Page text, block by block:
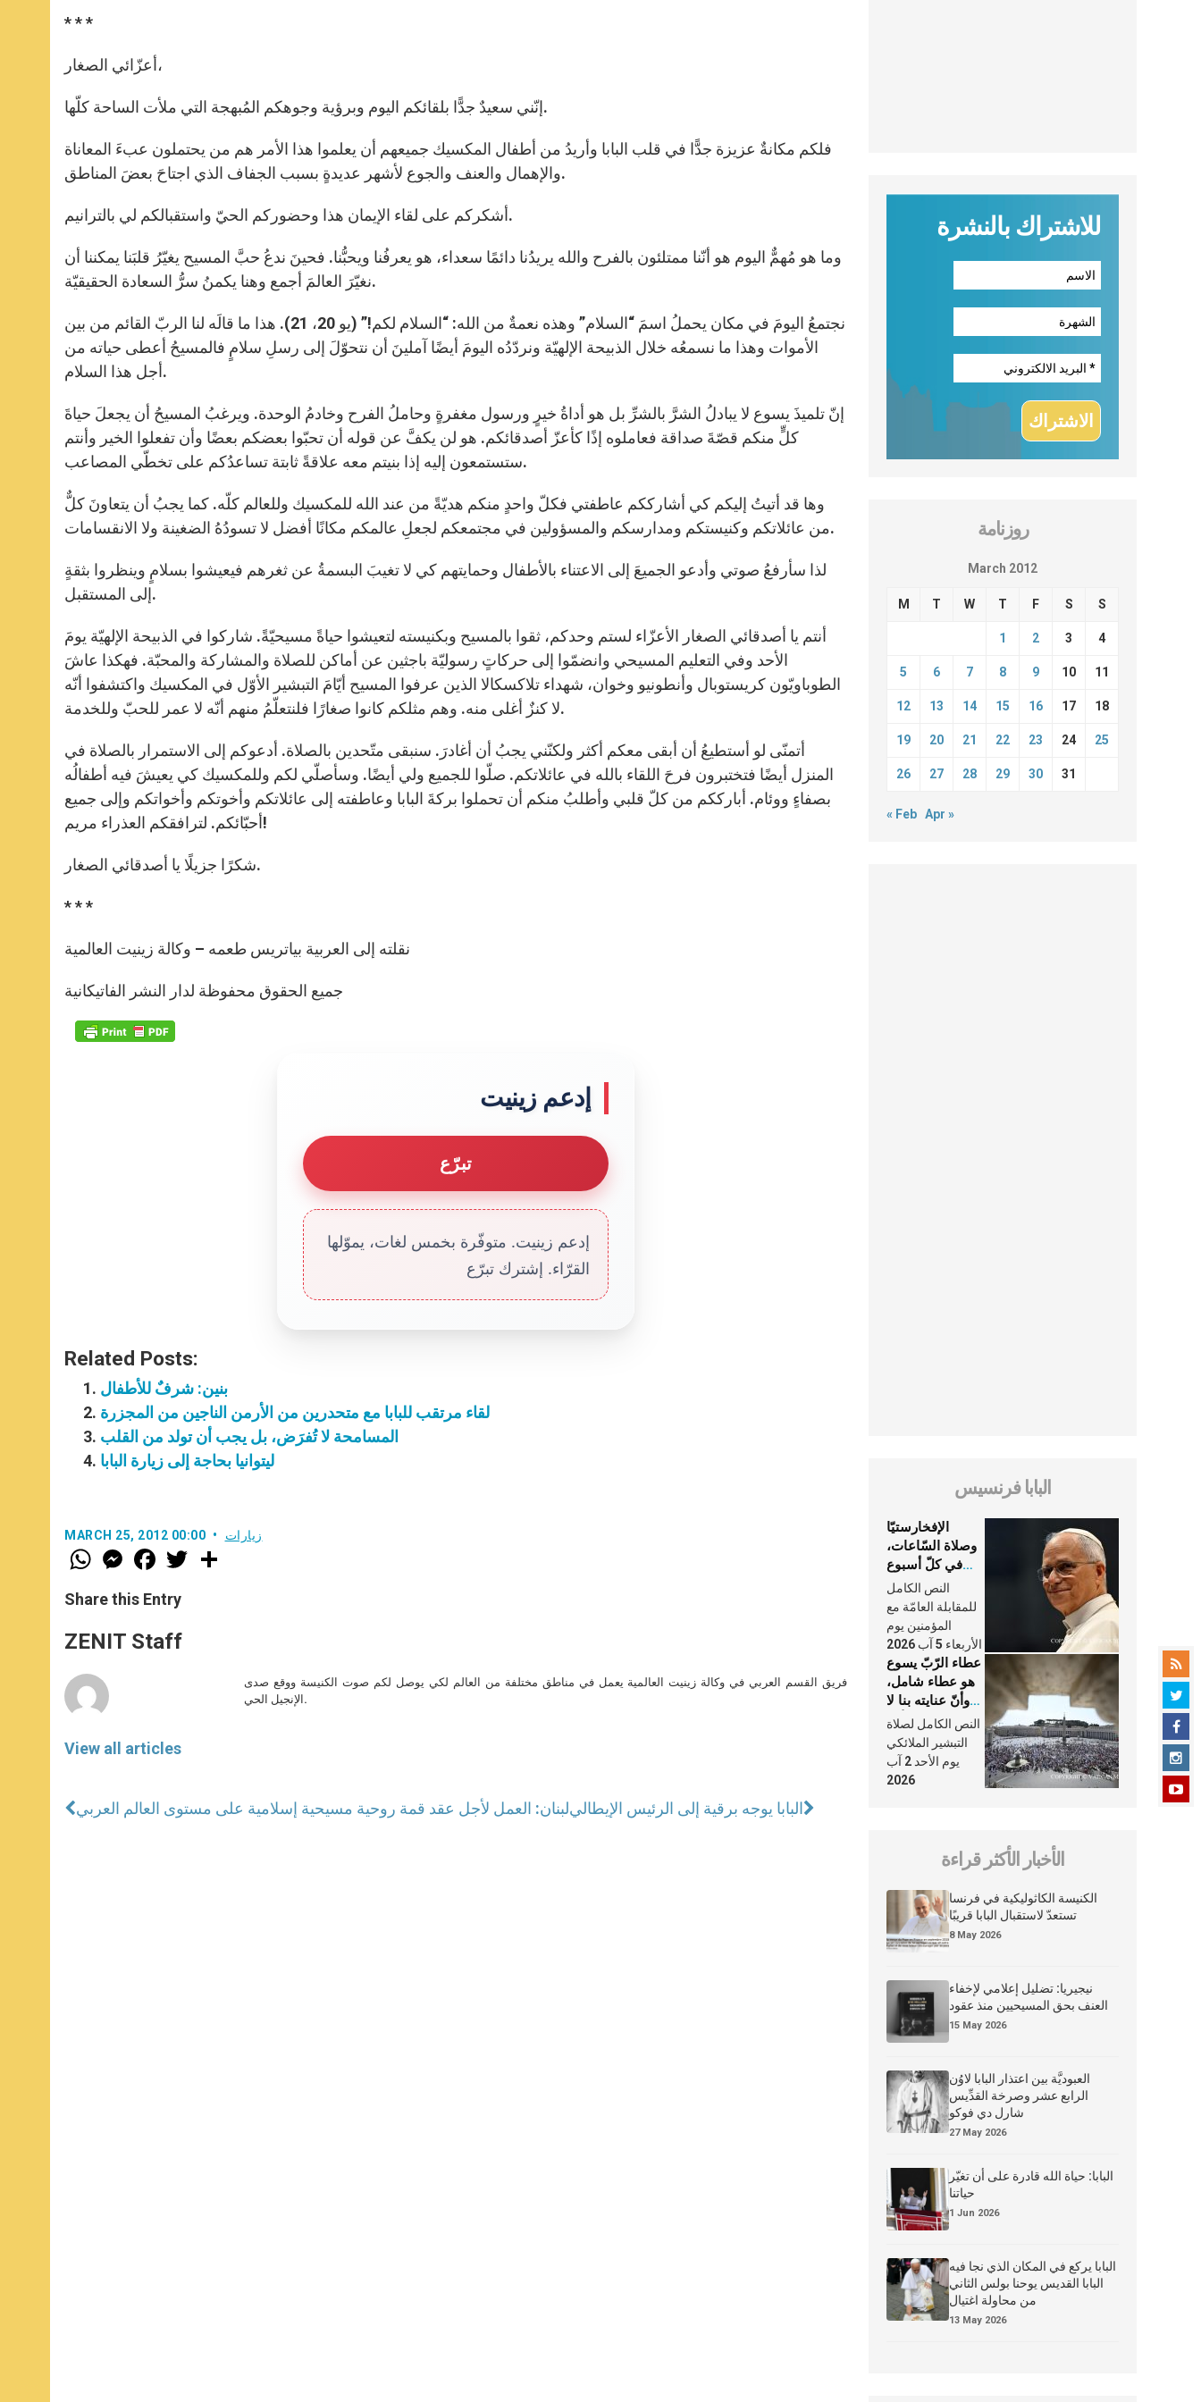
* * *
أعزّائي الصغار،
إنّني سعيدٌ جدًّا بلقائكم اليوم وبرؤية وجوهكم المُبهجة التي ملأت الساحة كلّها.
فلكم مكانةٌ عزيزة جدًّا في قلب البابا وأريدُ من أطفال المكسيك جميعهم أن يعلموا هذا الأمر هم من يحتملون عبءَ المعاناة
والإهمال والعنف والجوع لأشهر عديدةٍ بسبب الجفاف الذي اجتاحَ بعضَ المناطق.
أشكركم على لقاء الإيمان هذا وحضوركم الحيّ واستقبالكم لي بالترانيم.
وما هو مُهمٌّ اليوم هو أنّنا ممتلئون بالفرح والله يريدُنا دائمًا سعداء، هو يعرفُنا ويحبُّنا. فحينَ ندعُ حبَّ المسيح يغيّرُ قلبَنا يمكننا أن
نغيّرَ العالمَ أجمع وهنا يكمنُ سرُّ السعادة الحقيقيّة.
نجتمعُ اليومَ في مكان يحملُ اسمَ “السلام” وهذه نعمةٌ من الله: “السلام لكم!” (يو 20، 21). هذا ما قالَه لنا الربّ القائم من بين
الأموات وهذا ما نسمعُه خلال الذبيحة الإلهيّة ونردّدُه اليومَ أيضًا آملينَ أن نتحوّلَ إلى رسلِ سلامٍ فالمسيحُ أعطى حياته من
أجل هذا السلام.
إنّ تلميذَ يسوع لا يبادلُ الشرَّ بالشرِّ بل هو أداةُ خيرٍ ورسول مغفرةٍ وحاملُ الفرح وخادمُ الوحدة. ويرغبُ المسيحُ أن يجعلَ حياةَ
كلٍّ منكم قصّةَ صداقة فعاملوه إذًا كأعزّ أصدقائكم. هو لن يكفَّ عن قوله أن تحبّوا بعضكم بعضًا وأن تفعلوا الخير وأنتم
ستستمعون إليه إذا بنيتم معه علاقةً ثابتة تساعدُكم على تخطّي المصاعب.
وها قد أتيتُ إليكم كي أشارككم عاطفتي فكلّ واحدٍ منكم هديّةً من عند الله للمكسيك وللعالم كلّه. كما يجبُ أن يتعاونَ كلٌّ
من عائلاتكم وكنيستكم ومدارسكم والمسؤولين في مجتمعكم لجعلِ عالمكم مكانًا أفضل لا تسودُهُ الضغينة ولا الانقسامات.
لذا سأرفعُ صوتي وأدعو الجميعَ إلى الاعتناء بالأطفال وحمايتهم كي لا تغيبَ البسمةُ عن ثغرهم فيعيشوا بسلامٍ وينظروا بثقةٍ
إلى المستقبل.
أنتم يا أصدقائي الصغار الأعزّاء لستم وحدكم، ثقوا بالمسيح وبكنيسته لتعيشوا حياةً مسيحيّةً. شاركوا في الذبيحة الإلهيّة يومَ
الأحد وفي التعليم المسيحي وانضمّوا إلى حركاتٍ رسوليّة باجثين عن أماكن للصلاة والمشاركة والمحبّة. فهكذا عاشَ
الطوباويّون كريستوبال وأنطونيو وخوان، شهداء تلاكسكالا الذين عرفوا المسيح أيّامَ التبشير الأوّل في المكسيك واكتشفوا أنّه
لا كنزٌ أغلى منه. وهم مثلكم كانوا صغارًا فلنتعلّمُ منهم أنّه لا عمر للحبّ وللخدمة.
أتمنّى لو أستطيعُ أن أبقى معكم أكثر ولكنّني يجبُ أن أغادرَ. سنبقى متّحدين بالصلاة. أدعوكم إلى الاستمرار بالصلاة في
المنزل أيضًا فتختبرون فرحَ اللقاء بالله في عائلاتكم. صلّوا للجميع ولي أيضًا. وسأصلّي لكم وللمكسيك كي يعيشَ فيه أطفالُه
بصفاءٍ ووئام. أبارككم من كلّ قلبي وأطلبُ منكم أن تحملوا بركةَ البابا وعاطفته إلى عائلاتكم وأخوتكم وأخواتكم وإلى جميع
أحبّائكم. لترافقكم العذراء مريم!
شكرًا جزيلًا يا أصدقائي الصغار.
* * *
نقلته إلى العربية بياتريس طعمه – وكالة زينيت العالمية
جميع الحقوق محفوظة لدار النشر الفاتيكانية
إدعم زينيت
تبرّع
إدعم زينيت. متوفّرة بخمس لغات، يموّلها
القرّاء. إشترك تبرّع
Related Posts:
بنين: شرفٌ للأطفال
لقاء مرتقب للبابا مع متحدرين من الأرمن الناجين من المجزرة
المسامحة لا تُفرَض، بل يجب أن تولد من القلب
ليتوانيا بحاجة إلى زيارة البابا
MARCH 25, 2012 00:00 زيارات
W
h
t
s
p
p
M
e
s
e
g
e
F
a
e
b
o
k
w
Share this Entry
ZENIT Staff
View all articles
فريق القسم العربي في وكالة زينيت العالمية يعمل في مناطق مختلفة من العالم لكي يوصل لكم صوت الكنيسة ووقع صدى
الإنجيل الحي.
لبنان: العمل لأجل عقد قمة روحية مسيحية إسلامية على مستوى العالم العربيالبابا يوجه برقية إلى الرئيس الإيطالي
للاشتراك بالنشرة
روزنامة
March 2012
M T W T F S S
1 2 3 4
5 6 7 8 9 10 11
12 13 14 15 16 17 18
19 20 21 22 23 24 25
26 27 28 29 30 31
« Feb Apr »
البابا فرنسيس
الإفخارستيّا
وصلاة السّاعات،
في كلّ أسبوع
وكلّ يوم، هما
النَّفَس في حياة
الكنيسة
النص الكامل
للمقابلة العامّة مع
المؤمنين يوم
الأربعاء 5 آب 2026
عطاء الرّبّ يسوع
هو عطاء شامل،
وأنّ عنايته بنا لا
تغيب عنّا أبدًا
النص الكامل لصلاة
التبشير الملائكي
يوم الأحد 2 آب
2026
الأخبار الأكثر قراءة
الكنيسة الكاثوليكية في فرنسا
تستعدّ لاستقبال البابا قريبًا
8 May 2026
نيجيريا: تضليل إعلامي لإخفاء
العنف بحق المسيحيين منذ عقود
15 May 2026
العبوديَّة بين اعتذار البابا لاوُن
الرابع عشر وصرخة القدِّيس
شارل دي فوكو
27 May 2026
البابا: حياة الله قادرة على أن تغيّر
حياتنا
1 Jun 2026
البابا يركع في المكان الذي نجا فيه
البابا القديس يوحنا بولس الثاني
من محاولة اغتيال
13 May 2026